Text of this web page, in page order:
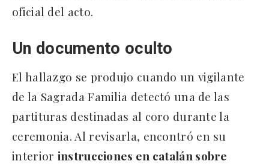
oficial del acto.
Un documento oculto
El hallazgo se produjo cuando un vigilante
de la Sagrada Familia detectó una de las
partituras destinadas al coro durante la
ceremonia. Al revisarla, encontró en su
interior instrucciones en catalán sobre